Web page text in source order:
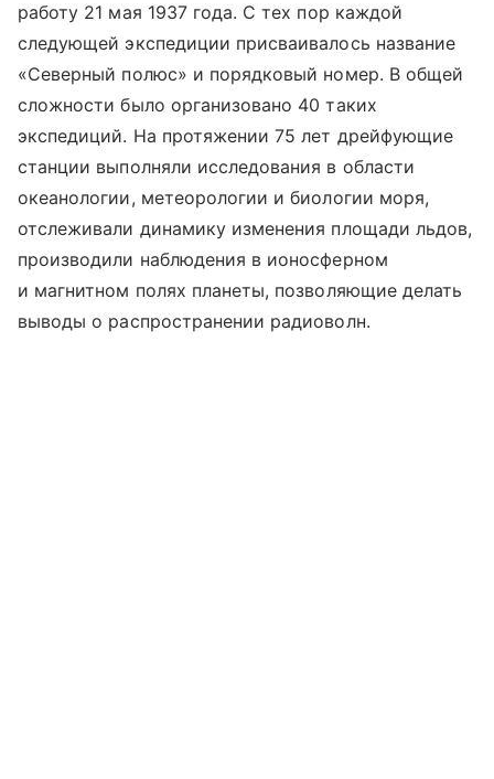
работу 21 мая 1937 года. С тех пор каждой
следующей экспедиции присваивалось название
«Северный полюс» и порядковый номер. В общей
сложности было организовано 40 таких
экспедиций. На протяжении 75 лет дрейфующие
станции выполняли исследования в области
океанологии, метеорологии и биологии моря,
отслеживали динамику изменения площади льдов,
производили наблюдения в ионосферном
и магнитном полях планеты, позволяющие делать
выводы о распространении радиоволн.